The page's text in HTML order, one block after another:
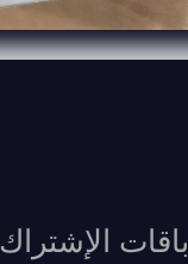
باقات الإشتراك